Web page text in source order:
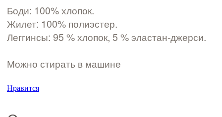
Боди: 100% хлопок.
Жилет: 100% полиэстер.
Леггинсы: 95 % хлопок, 5 % эластан-джерси.
Можно стирать в машине
Нравится